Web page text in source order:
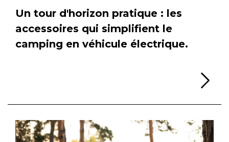
Un tour d'horizon pratique : les
accessoires qui simplifient le
camping en véhicule électrique.